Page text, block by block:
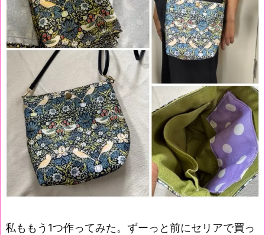
私ももう1つ作ってみた。ずーっと前にセリアで買っ